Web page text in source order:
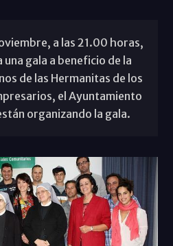
a las 21.00 horas,
una gala a beneficio de la
de las Hermanitas de los
el Ayuntamiento
organizando la gala.